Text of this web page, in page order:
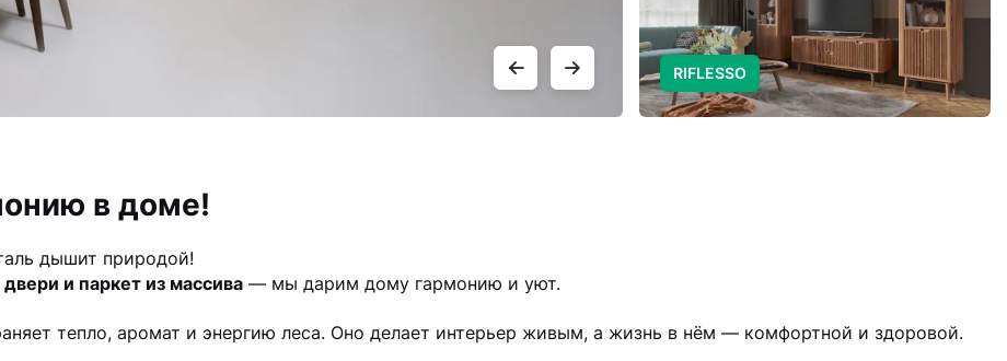
ПОДРОБНЕЕ
RIFLESSO
в доме!
дышит природой!
и паркет из массива — мы дарим дому гармонию и уют.
тепло, аромат и энергию леса. Оно делает интерьер живым, а жизнь в нём — комфортной и здоровой.